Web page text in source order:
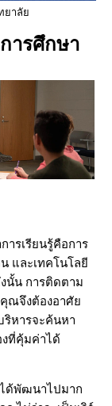
ยาลัย
ารศึกษา
ารเรียนรู้คือการ
และเทคโนโลยี
นั้น การติดตาม
ณจึงต้องอาศัย
หารจะค้นหา
งที่คุ้มค่าได้
ด้พัฒนาไปมาก